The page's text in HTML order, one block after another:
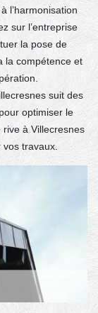
l’harmonisation
sur l’entreprise
la pose de
la compétence et
suit des
optimiser le
rive à Villecresnes
travaux.